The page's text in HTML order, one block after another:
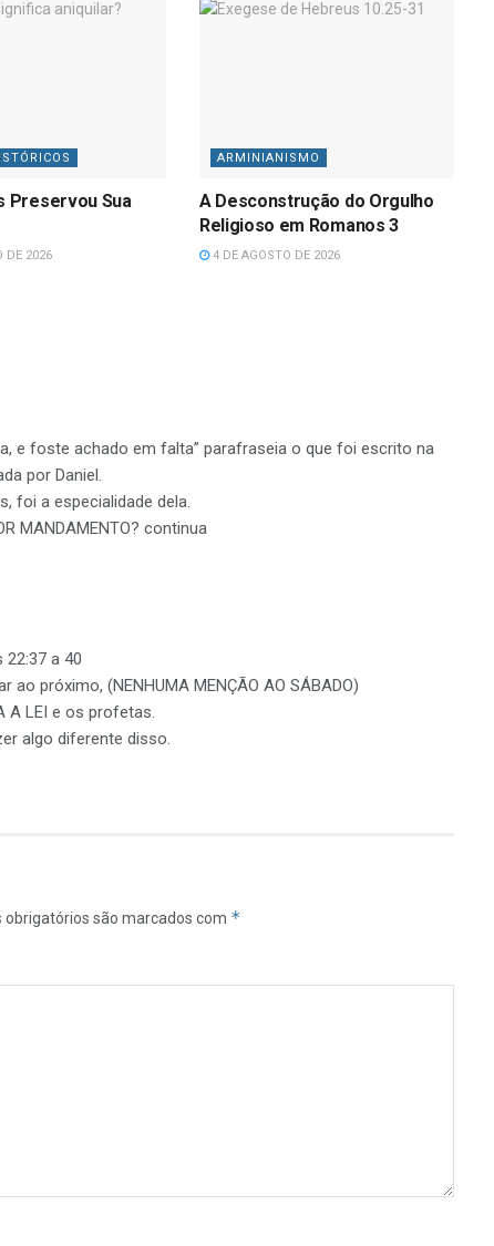
Preservou Sua
DE 2026
ARMINIANISMO
A Desconstrução do Orgulho
Religioso em Romanos 3
4 DE AGOSTO DE 2026
e foste achado em falta” parafraseia o que foi escrito na
por Daniel.
foi a especialidade dela.
MANDAMENTO? continua
a 40
próximo, (NENHUMA MENÇÃO AO SÁBADO)
A LEI e os profetas.
algo diferente disso.
obrigatórios são marcados com *